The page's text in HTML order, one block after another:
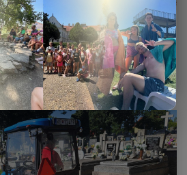
UZÁVIERKE CESTY II/552 –